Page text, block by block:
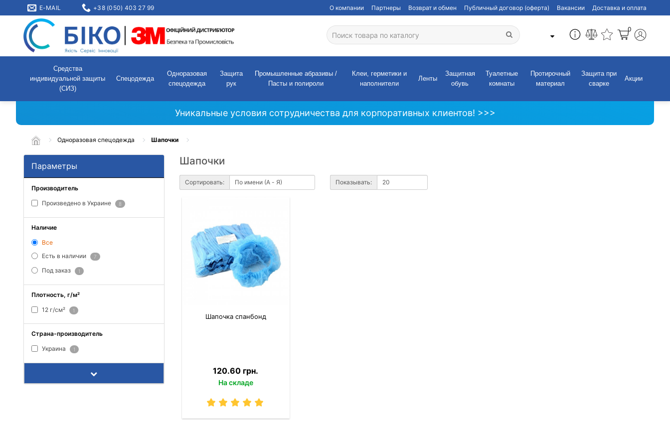
E-MAIL +38 (050) 403 27 99 О компании Партнеры Возврат и обмен Публичный договор (оферта) Вакансии Доставка и оплата
0
Средства
индивидуальной защиты
(СИЗ)
Спецодежда
Одноразовая
спецодежда
Защита
рук
Промышленные абразивы /
Пасты и полироли
Клеи, герметики и
наполнители
Ленты
Защитная
обувь
Туалетные
комнаты
Протирочный
материал
Защита при
сварке
Акции
Уникальные условия сотрудничества для корпоративных клиентов! >>>
Одноразовая спецодежда Шапочки
Параметры
Производитель
Произведено в Украине 8
Наличие
Все
Есть в наличии
7
Под заказ 1
Плотность, г/м²
12 г/см² 1
Страна-производитель
Украина 1
Шапочки
Сортировать: Показывать:
Шапочка спанбонд
120.60 грн.
На складе